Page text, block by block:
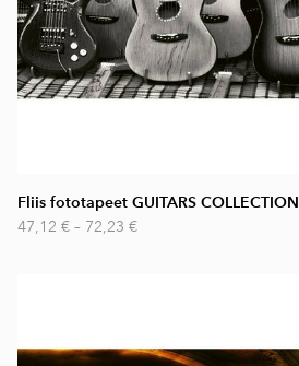
Fliis fototapeet GUITARS COLLECTION
47,12 € – 72,23 €